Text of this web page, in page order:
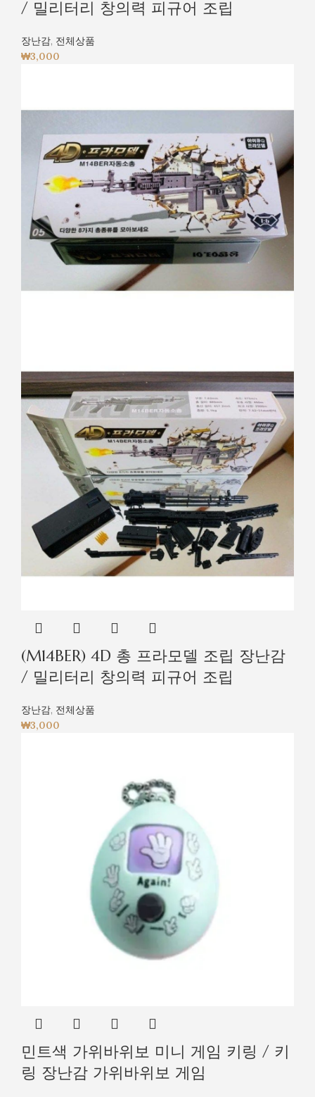
/ 밀리터리 창의력 피규어 조립
장난감, 전체상품
₩3,000
(M14BER) 4D 총 프라모델 조립 장난감
/ 밀리터리 창의력 피규어 조립
장난감, 전체상품
₩3,000
민트색 가위바위보 미니 게임 키링 / 키
링 장난감 가위바위보 게임